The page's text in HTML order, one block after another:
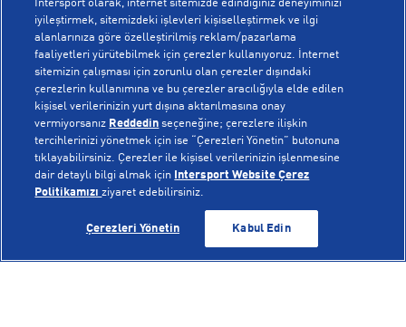
GELİNCE HABER VER
GELİNCE HABER VER
KURUMSAL
Hakkımızda
Mağazalarımız
Bilgi Toplumu Hizmetleri
Gizlilik Politikası
İşlem Rehberi
Kampanyalar
YARDIM
Sipariş Takibi
İptal & İade
Sıkça Sorulan Sorular
Yetkili Servis Listesi
POPÜLER KOLEKSİYONLAR
Voleybol Milli Takım Formaları
New Balance 408
Intersport olarak, internet sitemizde edindiğiniz deneyiminizi
iyileştirmek, sitemizdeki işlevleri kişiselleştirmek ve ilgi
alanlarınıza göre özelleştirilmiş reklam/pazarlama
faaliyetleri yürütebilmek için çerezler kullanıyoruz. İnternet
sitemizin çalışması için zorunlu olan çerezler dışındaki
çerezlerin kullanımına ve bu çerezler aracılığıyla elde edilen
kişisel verilerinizin yurt dışına aktarılmasına onay
vermiyorsanız Reddedin seçeneğine; çerezlere ilişkin
tercihlerinizi yönetmek için ise “Çerezleri Yönetin” butonuna
tıklayabilirsiniz. Çerezler ile kişisel verilerinizin işlenmesine
dair detaylı bilgi almak için
Intersport Website Çerez
Politikamızıziyaret edebilirsiniz.
Çerezleri Yönetin Kabul Edin